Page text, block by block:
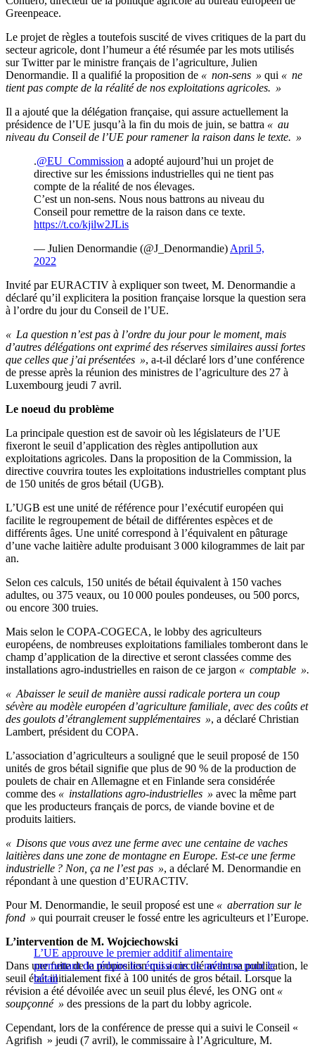
Greenpeace.
Le projet de règles a toutefois suscité de vives critiques de la part du
secteur agricole, dont l’humeur a été résumée par les mots utilisés
sur Twitter par le ministre français de l’agriculture, Julien
Denormandie. Il a qualifié la proposition de « non-sens » qui « ne
tient pas compte de la réalité de nos exploitations agricoles. »
Il a ajouté que la délégation française, qui assure actuellement la
présidence de l’UE jusqu’à la fin du mois de juin, se battra « au
niveau du Conseil de l’UE pour ramener la raison dans le texte. »
.@EU_Commission a adopté aujourd’hui un projet de
directive sur les émissions industrielles qui ne tient pas
compte de la réalité de nos élevages.
C’est un non-sens. Nous nous battrons au niveau du
Conseil pour remettre de la raison dans ce texte.
https://t.co/kjilw2JLis
— Julien Denormandie (@J_Denormandie) April 5,
2022
Invité par EURACTIV à expliquer son tweet, M. Denormandie a
déclaré qu’il explicitera la position française lorsque la question sera
à l’ordre du jour du Conseil de l’UE.
« La question n’est pas à l’ordre du jour pour le moment, mais
d’autres délégations ont exprimé des réserves similaires aussi fortes
que celles que j’ai présentées », a-t-il déclaré lors d’une conférence
de presse après la réunion des ministres de l’agriculture des 27 à
Luxembourg jeudi 7 avril.
Le noeud du problème
La principale question est de savoir où les législateurs de l’UE
fixeront le seuil d’application des règles antipollution aux
exploitations agricoles. Dans la proposition de la Commission, la
directive couvrira toutes les exploitations industrielles comptant plus
de 150 unités de gros bétail (UGB).
L’UGB est une unité de référence pour l’exécutif européen qui
facilite le regroupement de bétail de différentes espèces et de
différents âges. Une unité correspond à l’équivalent en pâturage
d’une vache laitière adulte produisant 3 000 kilogrammes de lait par
an.
Selon ces calculs, 150 unités de bétail équivalent à 150 vaches
adultes, ou 375 veaux, ou 10 000 poules pondeuses, ou 500 porcs,
ou encore 300 truies.
Mais selon le COPA-COGECA, le lobby des agriculteurs
européens, de nombreuses exploitations familiales tomberont dans le
champ d’application de la directive et seront classées comme des
installations agro-industrielles en raison de ce jargon « comptable ».
« Abaisser le seuil de manière aussi radicale portera un coup
sévère au modèle européen d’agriculture familiale, avec des coûts et
des goulots d’étranglement supplémentaires », a déclaré Christian
Lambert, président du COPA.
L’association d’agriculteurs a souligné que le seuil proposé de 150
unités de gros bétail signifie que plus de 90 % de la production de
poulets de chair en Allemagne et en Finlande sera considérée
comme des « installations agro-industrielles » avec la même part
que les producteurs français de porcs, de viande bovine et de
produits laitiers.
« Disons que vous avez une ferme avec une centaine de vaches
laitières dans une zone de montagne en Europe. Est-ce une ferme
industrielle ? Non, ça ne l’est pas », a déclaré M. Denormandie en
répondant à une question d’EURACTIV.
Pour M. Denormandie, le seuil proposé est une « aberration sur le
fond » qui pourrait creuser le fossé entre les agriculteurs et l’Europe.
L’UE approuve le premier additif alimentaire
permettant de réduire les émissions de méthane pour le
bétail
L’intervention de M. Wojciechowski
Dans une fuite de la proposition qui a circulé avant sa publication, le
seuil était initialement fixé à 100 unités de gros bétail. Lorsque la
révision a été dévoilée avec un seuil plus élevé, les ONG ont «
soupçonné » des pressions de la part du lobby agricole.
Cependant, lors de la conférence de presse qui a suivi le Conseil «
Agrifish » jeudi (7 avril), le commissaire à l’Agriculture, M.